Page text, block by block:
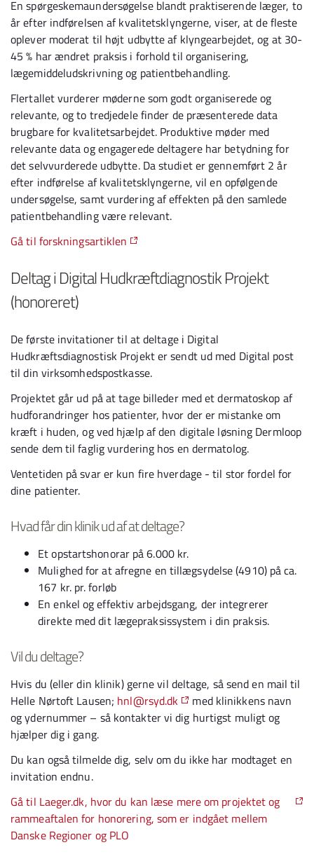
En spørgeskemaundersøgelse blandt praktiserende læger, to
år efter indførelsen af kvalitetsklyngerne, viser, at de fleste
oplever moderat til højt udbytte af klyngearbejdet, og at 30-
45 % har ændret praksis i forhold til organisering,
lægemiddeludskrivning og patientbehandling.
Flertallet vurderer møderne som godt organiserede og
relevante, og to tredjedele finder de præsenterede data
brugbare for kvalitetsarbejdet. Produktive møder med
relevante data og engagerede deltagere har betydning for
det selvvurderede udbytte. Da studiet er gennemført 2 år
efter indførelse af kvalitetsklyngerne, vil en opfølgende
undersøgelse, samt vurdering af effekten på den samlede
patientbehandling være relevant.
Gå til forskningsartiklen
Deltag i Digital Hudkræftdiagnostik Projekt
(honoreret)
De første invitationer til at deltage i Digital
Hudkræftsdiagnostisk Projekt er sendt ud med Digital post
til din virksomhedspostkasse.
Projektet går ud på at tage billeder med et dermatoskop af
hudforandringer hos patienter, hvor der er mistanke om
kræft i huden, og ved hjælp af den digitale løsning Dermloop
sende dem til faglig vurdering hos en dermatolog.
Ventetiden på svar er kun fire hverdage - til stor fordel for
dine patienter.
Hvad får din klinik ud af at deltage?
Et opstartshonorar på 6.000 kr.
Mulighed for at afregne en tillægsydelse (4910) på ca.
167 kr. pr. forløb
En enkel og effektiv arbejdsgang, der integrerer
direkte med dit lægepraksissystem i din praksis.
Vil du deltage?
Hvis du (eller din klinik) gerne vil deltage, så send en mail til
Helle Nørtoft Lausen; hnl@rsyd.dk
med klinikkens navn
og ydernummer – så kontakter vi dig hurtigst muligt og
hjælper dig i gang.
Du kan også tilmelde dig, selv om du ikke har modtaget en
invitation endnu.
Gå til Laeger.dk, hvor du kan læse mere om projektet og
rammeaftalen for honorering, som er indgået mellem
Danske Regioner og PLO